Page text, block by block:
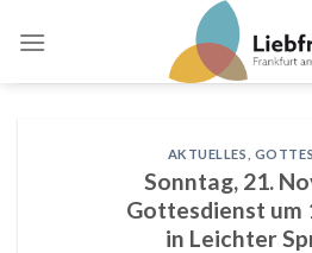
AKTUELLES
Sonntag, 21.
Gottesdienst um
in Leichter